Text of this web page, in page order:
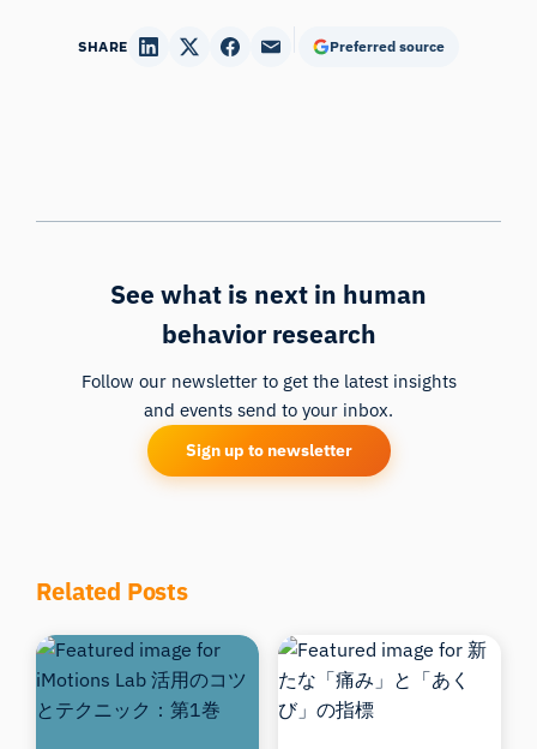
SHARE Preferred source
See what is next in human
behavior research
Follow our newsletter to get the latest insights
and events send to your inbox.
Sign up to newsletter
Related Posts